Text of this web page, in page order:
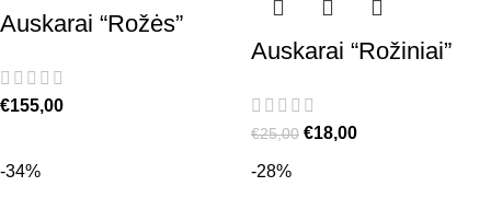
Auskarai “Rožės”
€155,00
Auskarai “Rožiniai”
€25,00 €18,00
-34% -28%